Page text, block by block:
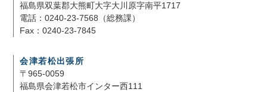
福島県双葉郡大熊町大字大川原字南平1717
電話：0240-23-7568（総務課）
Fax：0240-23-7845
会津若松出張所
〒965-0059
福島県会津若松市インター西111